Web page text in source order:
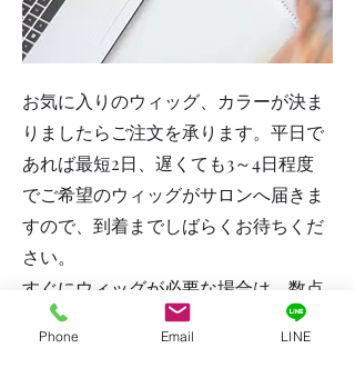
お気に入りのウィッグ、カラーが決ま
りましたらご注文を承ります。平日で
あれば最短2日、遅くても3～4日程度
でご希望のウィッグがサロンへ届きま
すので、到着までしばらくお待ちくだ
さい。
すぐにウィッグが必要な場合は、数点
ではございますが貸出用ウィッグもご
用意していますのでご相談ください。
Phone Email LINE